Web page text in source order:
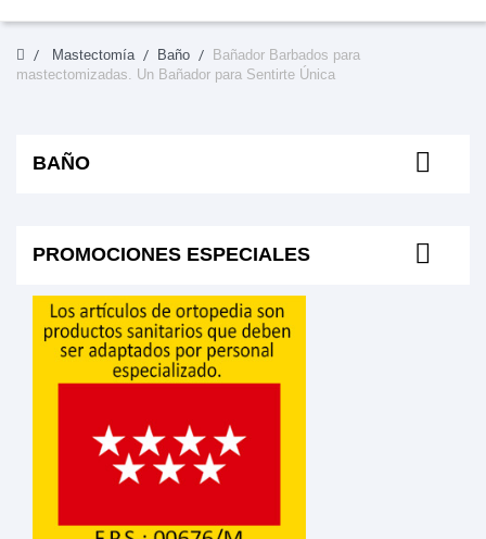
Mastectomía Baño
Bañador Barbados para
mastectomizadas. Un Bañador para Sentirte Única
BAÑO
PROMOCIONES ESPECIALES